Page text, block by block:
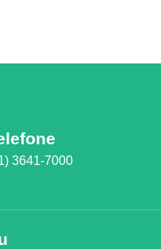
3641-7000